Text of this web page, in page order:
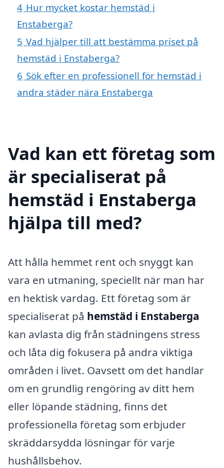
4 Hur mycket kostar hemstäd i
Enstaberga?
5 Vad hjälper till att bestämma priset på
hemstäd i Enstaberga?
6 Sök efter en professionell för hemstäd i
andra städer nära Enstaberga
Vad kan ett företag som
är specialiserat på
hemstäd i Enstaberga
hjälpa till med?
Att hålla hemmet rent och snyggt kan
vara en utmaning, speciellt när man har
en hektisk vardag. Ett företag som är
specialiserat på hemstäd i Enstaberga
kan avlasta dig från städningens stress
och låta dig fokusera på andra viktiga
områden i livet. Oavsett om det handlar
om en grundlig rengöring av ditt hem
eller löpande städning, finns det
professionella företag som erbjuder
skräddarsydda lösningar för varje
hushållsbehov.